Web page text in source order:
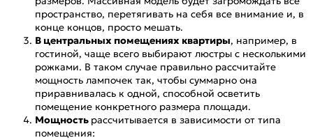
пространство, перетягивать на себя все внимание и, в
конце концов, просто мешать.
В центральных помещениях квартиры, например, в
гостиной, чаще всего выбирают люстры с несколькими
рожками. В таком случае правильно рассчитайте
мощность лампочек так, чтобы суммарно она
приравнивалась к одной, способной осветить
помещение конкретного размера площади.
Мощность рассчитывается в зависимости от типа
помещения: